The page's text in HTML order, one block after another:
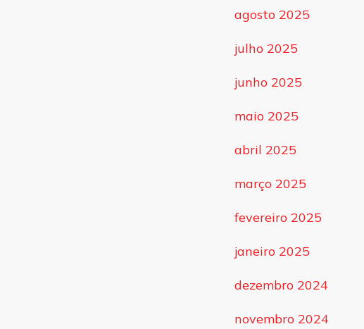
agosto 2025
julho 2025
junho 2025
maio 2025
abril 2025
março 2025
fevereiro 2025
janeiro 2025
dezembro 2024
novembro 2024